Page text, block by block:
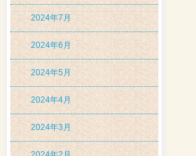
2024年7月
2024年6月
2024年5月
2024年4月
2024年3月